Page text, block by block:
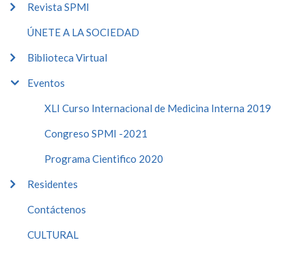
Revista SPMI
ÚNETE A LA SOCIEDAD
Biblioteca Virtual
Eventos
XLI Curso Internacional de Medicina Interna 2019
Congreso SPMI -2021
Programa Cientifico 2020
Residentes
Contáctenos
CULTURAL